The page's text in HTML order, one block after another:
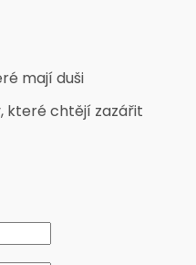
mají duši
které chtějí zazářit